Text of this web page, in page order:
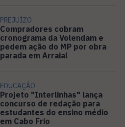
PREJUÍZO
Compradores cobram
cronograma da Volendam e
pedem ação do MP por obra
parada em Arraial
EDUCAÇÃO
Projeto "Interlinhas" lança
concurso de redação para
estudantes do ensino médio
em Cabo Frio